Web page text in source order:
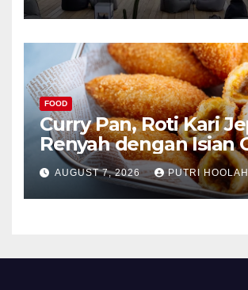
FOOD
Curry Pan, Roti Kari
Renyah dengan Isian
Menggoda
AUGUST 7, 2026 PUTRI